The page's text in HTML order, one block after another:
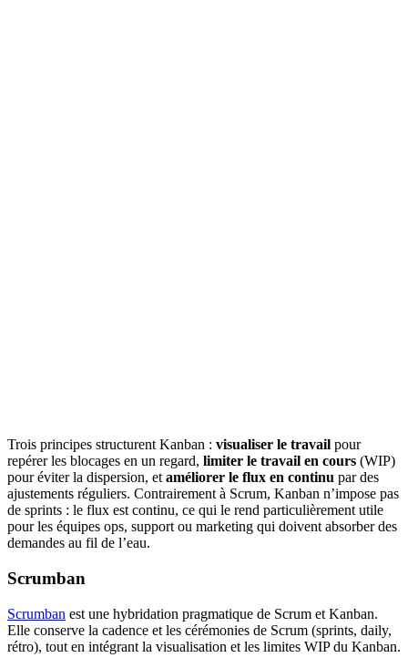
Trois principes structurent Kanban : visualiser le travail pour
repérer les blocages en un regard, limiter le travail en cours (WIP)
pour éviter la dispersion, et améliorer le flux en continu par des
ajustements réguliers. Contrairement à Scrum, Kanban n’impose pas
de sprints : le flux est continu, ce qui le rend particulièrement utile
pour les équipes ops, support ou marketing qui doivent absorber des
demandes au fil de l’eau.
Scrumban
Scrumban est une hybridation pragmatique de Scrum et Kanban.
Elle conserve la cadence et les cérémonies de Scrum (sprints, daily,
rétro), tout en intégrant la visualisation et les limites WIP du Kanban.